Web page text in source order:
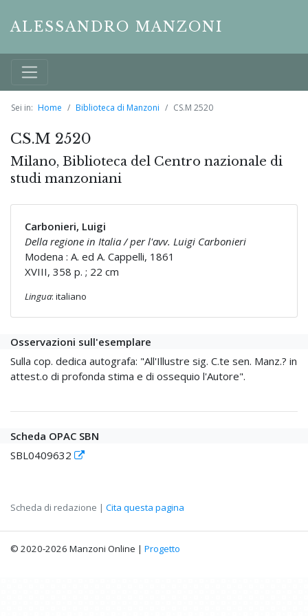
ALESSANDRO MANZONI
Sei in: Home Biblioteca di Manzoni CS.M 2520
CS.M 2520
Milano, Biblioteca del Centro nazionale di
studi manzoniani
Carbonieri, Luigi
Della regione in Italia / per l'avv. Luigi Carbonieri
Modena : A. ed A. Cappelli, 1861
XVIII, 358 p. ; 22 cm
Lingua: italiano
Osservazioni sull'esemplare
Sulla cop. dedica autografa: "All'Illustre sig. C.te sen. Manz.? in
attest.o di profonda stima e di ossequio l'Autore".
Scheda OPAC SBN
SBL0409632
Scheda di redazione | Cita questa pagina
© 2020-2026 Manzoni Online | Progetto